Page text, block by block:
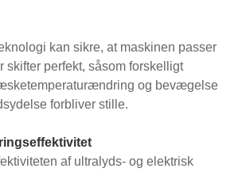
kan sikre, at maskinen passer
skifter perfekt, såsom forskelligt
og bevægelse
forbliver stille.
af ​​ultralyds- og elektrisk